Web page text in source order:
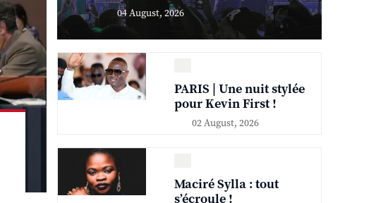
04 August, 2026
PARIS | Une nuit stylée
pour Kevin First !
02 August, 2026
Maciré Sylla : tout
s’écroule !